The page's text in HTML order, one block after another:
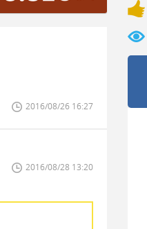
2016/08/26 16:27
2016/08/28 13:20